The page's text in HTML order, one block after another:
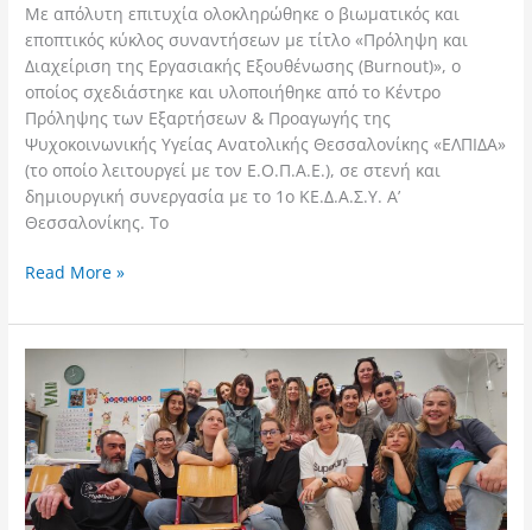
Με απόλυτη επιτυχία ολοκληρώθηκε ο βιωματικός και
εποπτικός κύκλος συναντήσεων με τίτλο «Πρόληψη και
Διαχείριση της Εργασιακής Εξουθένωσης (Burnout)», ο
οποίος σχεδιάστηκε και υλοποιήθηκε από το Κέντρο
Πρόληψης των Εξαρτήσεων & Προαγωγής της
Ψυχοκοινωνικής Υγείας Ανατολικής Θεσσαλονίκης «ΕΛΠΙΔΑ»
(το οποίο λειτουργεί με τον Ε.Ο.Π.Α.Ε.), σε στενή και
δημιουργική συνεργασία με το 1ο ΚΕ.Δ.Α.Σ.Υ. Α’
Θεσσαλονίκης. Το
Read More »
Τέχνη
της
Σύνδεσης:
Πώς
Γονείς
και